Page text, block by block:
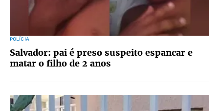
POLÍCIA
Salvador: pai é preso suspeito espancar e
matar o filho de 2 anos